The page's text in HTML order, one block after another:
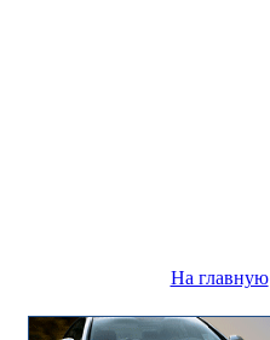
На главную